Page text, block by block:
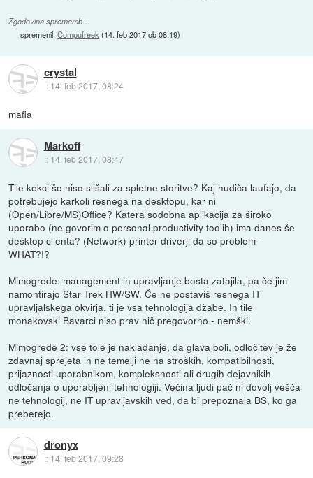
Zgodovina sprememb…
spremenil:Compufreek (14. feb 2017 ob 08:19)
crystal
:: 14. feb 2017, 08:24
mafia
Markoff
:: 14. feb 2017, 08:47
Tile kekci še niso slišali za spletne storitve? Kaj hudiča laufajo, da
potrebujejo karkoli resnega na desktopu, kar ni
(Open/Libre/MS)Office? Katera sodobna aplikacija za široko
uporabo (ne govorim o personal productivity toolih) ima danes še
desktop clienta? (Network) printer driverji da so problem -
WHAT?!?
Mimogrede: management in upravljanje bosta zatajila, pa če jim
namontirajo Star Trek HW/SW. Če ne postaviš resnega IT
upravljalskega okvirja, ti je vsa tehnologija džabe. In tile
monakovski Bavarci niso prav nič pregovorno - nemški.
Mimogrede 2: vse tole je nakladanje, da glava boli, odločitev je že
zdavnaj sprejeta in ne temelji ne na stroških, kompatibilnosti,
prijaznosti uporabnikom, kompleksnosti ali drugih dejavnikih
odločanja o uporabljeni tehnologiji. Večina ljudi pač ni dovolj vešča
ne tehnologij, ne IT upravljavskih ved, da bi prepoznala BS, ko ga
preberejo.
dronyx
:: 14. feb 2017, 09:28